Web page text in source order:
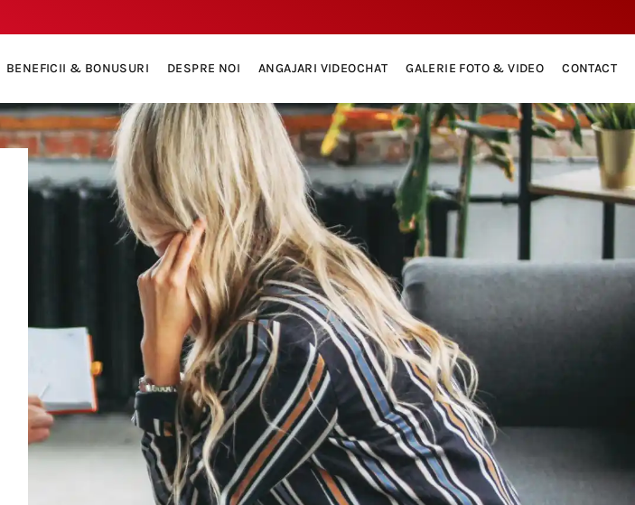
BENEFICII & BONUSURI DESPRE NOI ANGAJARI VIDEOCHAT GALERIE FOTO & VIDEO CONTACT